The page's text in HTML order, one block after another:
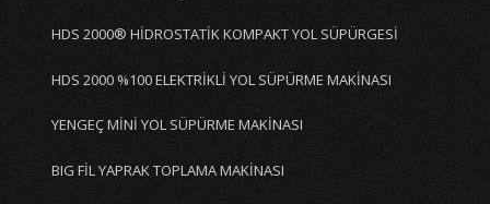
HDS 2000® HİDROSTATİK KOMPAKT YOL SÜPÜRGESİ
HDS 2000 %100 ELEKTRİKLİ YOL SÜPÜRME MAKİNASI
YENGEÇ MİNİ YOL SÜPÜRME MAKİNASI
BIG FİL YAPRAK TOPLAMA MAKİNASI